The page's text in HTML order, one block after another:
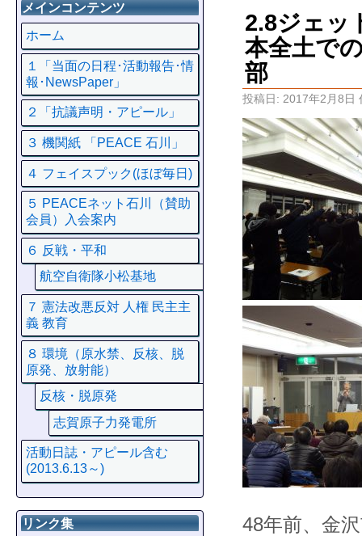
2.8ジェッ
本全土で
部
投稿日: 2017年2月8日
48年前、金
メインコンテンツ
ホーム
１「当面の日程･活動報告･情
報･NewsPaper」
２「抗議声明・アピール」
３ 機関紙 「PEACE 石川」
４ フェイスプック(ほぼ毎日)
５ PEACEネット石川（賛助
会員）入会案内
６ 反戦・平和
航空自衛隊小松基地
７ 憲法改悪反対 人権 民主主
義 教育
８ 環境（原水禁、反核、脱
原発、放射能）
反核・脱原発
志賀原子力発電所
活動日誌・アピール含む
(2013.6.13～)
リンク集